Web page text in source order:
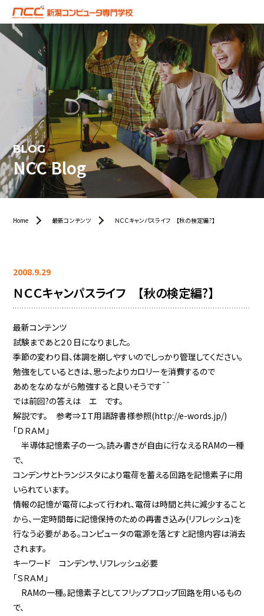
BLOG
NCC Blog
Home 最新コンテンツ ＮＣＣキャンパスライフ 【秋の検定編?】
2008.9.29
ＮＣＣキャンパスライフ 【秋の検定編?】
最新コンテンツ
試験まであと２０日になりました。
季節の変わり目、体調を崩しやすいのでしっかり管理してください。
勉強をしているときは、思ったよりカロリーを消費するので
あめをなめながら勉強すると良いそうです＾＾
では前回?の答えは エ です。
解説です。 参考⇒ＩＴ用語辞書様参照(http://e-words.jp/)
「ＤＲＡＭ」
半導体記憶素子の一つ。読み書きが自由に行なえるRAMの一種
で、
コンデンサとトランジスタにより電荷を蓄える回路を記憶素子に用
いられています。
情報の記憶が電荷によって行われ、電荷は時間と共に減少すること
から、一定時間毎に記憶保持のための再書き込み(リフレッシュ)を
行なう必要がある。コンピュータの電源を落とすと記憶内容は消去
されます。
キーワード コンデンサ、リフレッシュ必要
「ＳＲＡＭ」
RAMの一種。記憶素子としてフリップフロップ回路を用いるもの
で、